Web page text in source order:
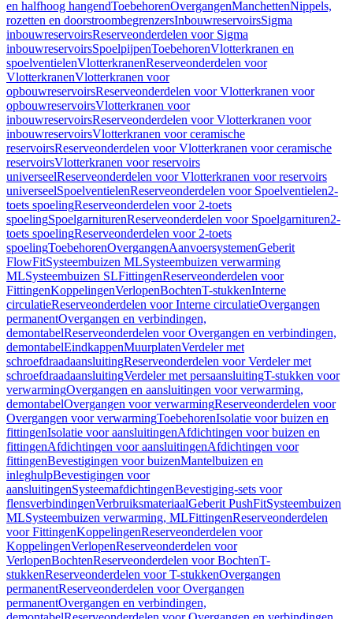
en halfhoog hangendToebehorenOvergangenManchettenNippels,
rozetten en doorstroombegrenzersInbouwreservoirsSigma
inbouwreservoirsReserveonderdelen voor Sigma
inbouwreservoirsSpoelpijpenToebehorenVlotterkranen en
spoelventielenVlotterkranenReserveonderdelen voor
VlotterkranenVlotterkranen voor
opbouwreservoirsReserveonderdelen voor Vlotterkranen voor
opbouwreservoirsVlotterkranen voor
inbouwreservoirsReserveonderdelen voor Vlotterkranen voor
inbouwreservoirsVlotterkranen voor ceramische
reservoirsReserveonderdelen voor Vlotterkranen voor ceramische
reservoirsVlotterkranen voor reservoirs
universeelReserveonderdelen voor Vlotterkranen voor reservoirs
universeelSpoelventielenReserveonderdelen voor Spoelventielen2-
toets spoelingReserveonderdelen voor 2-toets
spoelingSpoelgarniturenReserveonderdelen voor Spoelgarnituren2-
toets spoelingReserveonderdelen voor 2-toets
spoelingToebehorenOvergangenAanvoersystemenGeberit
FlowFitSysteembuizen MLSysteembuizen verwarming
MLSysteembuizen SLFittingenReserveonderdelen voor
FittingenKoppelingenVerlopenBochtenT-stukkenInterne
circulatieReserveonderdelen voor Interne circulatieOvergangen
permanentOvergangen en verbindingen,
demontabelReserveonderdelen voor Overgangen en verbindingen,
demontabelEindkappenMuurplatenVerdeler met
schroefdraadaansluitingReserveonderdelen voor Verdeler met
schroefdraadaansluitingVerdeler met persaansluitingT-stukken voor
verwarmingOvergangen en aansluitingen voor verwarming,
demontabelOvergangen voor verwarmingReserveonderdelen voor
Overgangen voor verwarmingToebehorenIsolatie voor buizen en
fittingenIsolatie voor aansluitingenAfdichtingen voor buizen en
fittingenAfdichtingen voor aansluitingenAfdichtingen voor
fittingenBevestigingen voor buizenMantelbuizen en
inleghulpBevestigingen voor
aansluitingenSysteemafdichtingenBevestiging-sets voor
flensverbindingenVerbruiksmateriaalGeberit PushFitSysteembuizen
MLSysteembuizen verwarming, MLFittingenReserveonderdelen
voor FittingenKoppelingenReserveonderdelen voor
KoppelingenVerlopenReserveonderdelen voor
VerlopenBochtenReserveonderdelen voor BochtenT-
stukkenReserveonderdelen voor T-stukkenOvergangen
permanentReserveonderdelen voor Overgangen
permanentOvergangen en verbindingen,